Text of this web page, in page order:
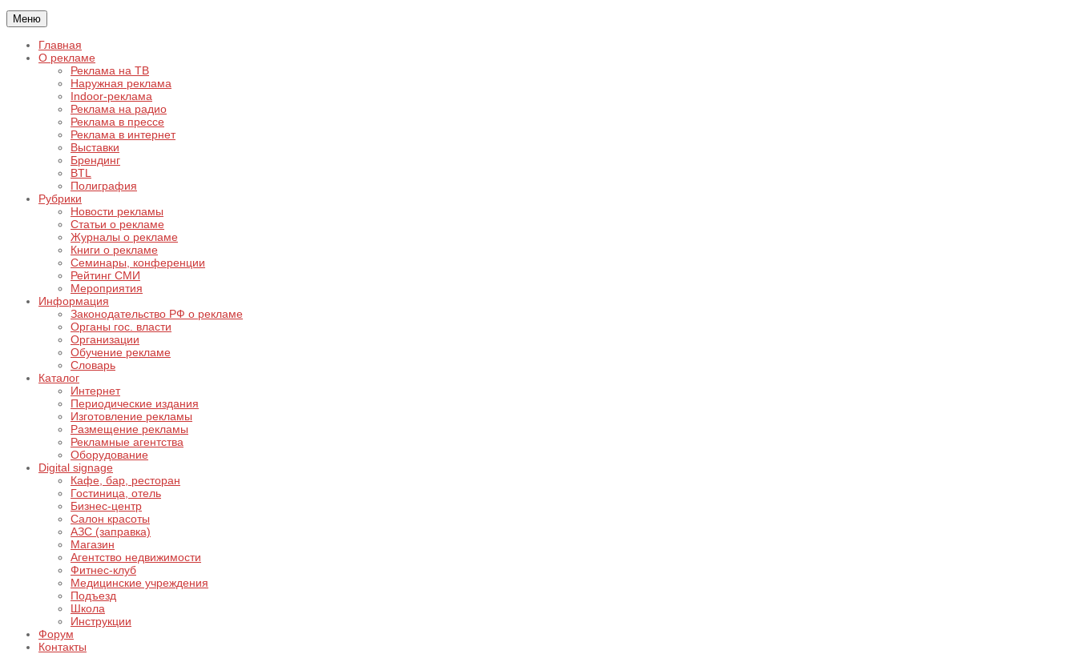
Меню
Главная
О рекламе
Реклама на ТВ
Наружная реклама
Indoor-реклама
Реклама на радио
Реклама в прессе
Реклама в интернет
Выставки
Брендинг
BTL
Полиграфия
Рубрики
Новости рекламы
Статьи о рекламе
Журналы о рекламе
Книги о рекламе
Семинары, конференции
Рейтинг СМИ
Мероприятия
Информация
Законодательство РФ о рекламе
Органы гос. власти
Организации
Обучение рекламе
Словарь
Каталог
Интернет
Периодические издания
Изготовление рекламы
Размещение рекламы
Рекламные агентства
Оборудование
Digital signage
Кафе, бар, ресторан
Гостиница, отель
Бизнес-центр
Салон красоты
АЗС (заправка)
Магазин
Агентство недвижимости
Фитнес-клуб
Медицинские учреждения
Подъезд
Школа
Инструкции
Форум
Контакты